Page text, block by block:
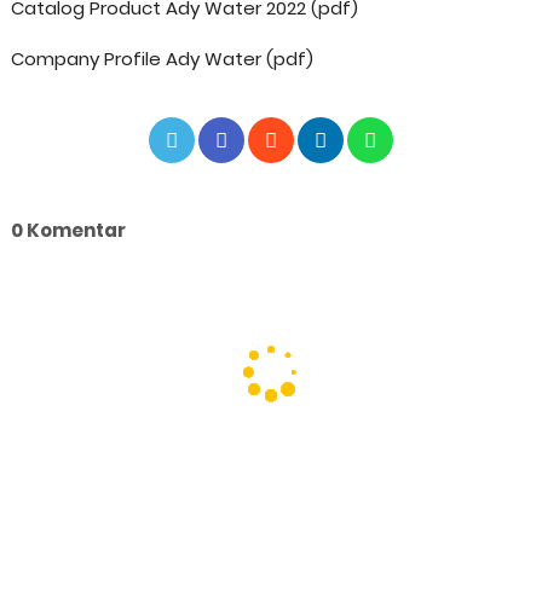
Catalog Product Ady Water 2022 (pdf)
Company Profile Ady Water (pdf)
0 Komentar